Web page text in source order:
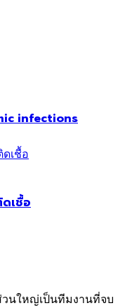
infections
เชื้อ
วนใหญ่เป็นทีมงานที่จบ